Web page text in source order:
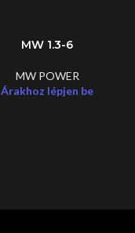
MW 1.3-6
MW POWER
Árakhoz lépjen be